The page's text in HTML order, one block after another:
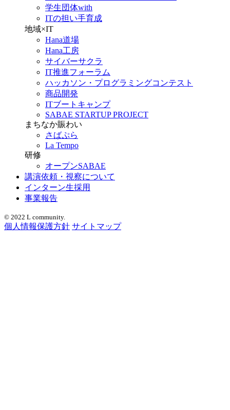
学生団体with
ITの担い手育成
地域×IT
Hana道場
Hana工房
サイバーサクラ
IT推進フォーラム
ハッカソン・プログラミングコンテスト
商品開発
ITブートキャンプ
SABAE STARTUP PROJECT
まちなか賑わい
さばぷら
La Tempo
研修
オープンSABAE
講演依頼・視察について
インターン生採用
事業報告
© 2022 L community.
個人情報保護方針 サイトマップ